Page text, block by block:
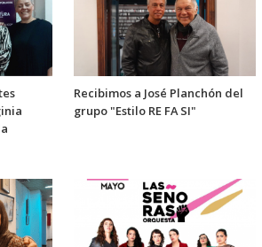
Recibimos a José Planchón del
grupo "Estilo RE FA SI"